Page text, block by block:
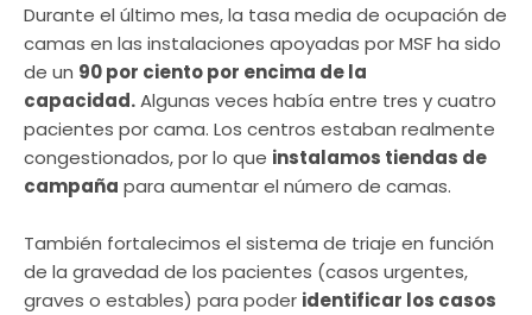
Durante el último mes, la tasa media de ocupación de
camas en las instalaciones apoyadas por MSF ha sido
de un 90 por ciento por encima de la
capacidad.Algunas veces había entre tres y cuatro
pacientes por cama. Los centros estaban realmente
congestionados, por lo que instalamos tiendas de
campaña para aumentar el número de camas.
También fortalecimos el sistema de triaje en función
de la gravedad de los pacientes (casos urgentes,
graves o estables) para poder identificar los casos